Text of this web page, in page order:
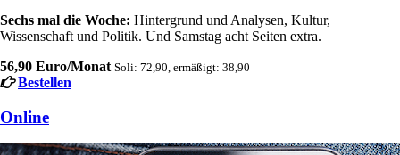
Sechs mal die Woche: Hintergrund und Analysen, Kultur,
Wissenschaft und Politik. Und Samstag acht Seiten extra.
56,90 Euro/Monat Soli: 72,90, ermäßigt: 38,90
Bestellen
Online